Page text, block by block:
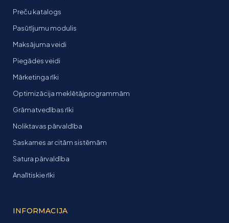
Preču katalogs
Pasūtījumu modulis
Maksājuma veidi
Piegādes veidi
Mārketinga rīki
Optimizācija meklētājprogrammām
Grāmatvedības rīki
Noliktavas pārvaldība
Saskarnes ar citām sistēmām
Satura pārvaldība
Analītiskie rīki
INFORMACIJA